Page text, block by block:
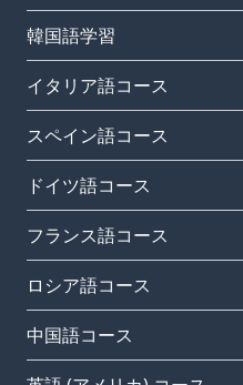
韓国語学習
イタリア語コース
スペイン語コース
ドイツ語コース
フランス語コース
ロシア語コース
中国語コース